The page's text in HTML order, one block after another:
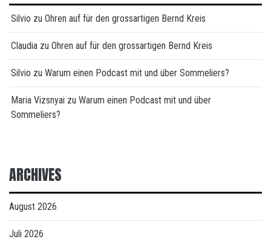
Silvio zu Ohren auf für den grossartigen Bernd Kreis
Claudia zu Ohren auf für den grossartigen Bernd Kreis
Silvio zu Warum einen Podcast mit und über Sommeliers?
Maria Vizsnyai zu Warum einen Podcast mit und über
Sommeliers?
ARCHIVES
August 2026
Juli 2026